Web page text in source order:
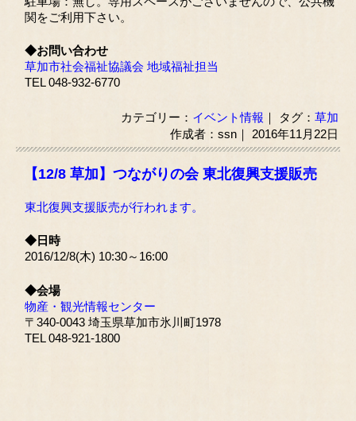
関をご利用下さい。
◆お問い合わせ
草加市社会福祉協議会 地域福祉担当
TEL 048-932-6770
カテゴリー： イベント情報 ｜ タグ：草加
作成者：ssn｜ 2016年11月22日
【12/8 草加】つながりの会 東北復興支援販売
東北復興支援販売が行われます。
◆日時
2016/12/8(木) 10:30～16:00
◆会場
物産・観光情報センター
〒340-0043 埼玉県草加市氷川町1978
TEL 048-921-1800